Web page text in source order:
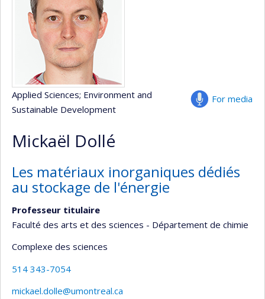
For media
Applied Sciences; Environment and
Sustainable Development
Mickaël Dollé
Les matériaux inorganiques dédiés
au stockage de l'énergie
Professeur titulaire
Faculté des arts et des sciences - Département de chimie
Complexe des sciences
514 343-7054
mickael.dolle@umontreal.ca